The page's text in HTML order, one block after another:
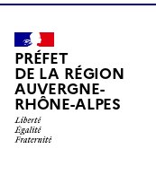
PRÉFET
DE LA RÉGION
AUVERGNE-
RHÔNE-ALPES